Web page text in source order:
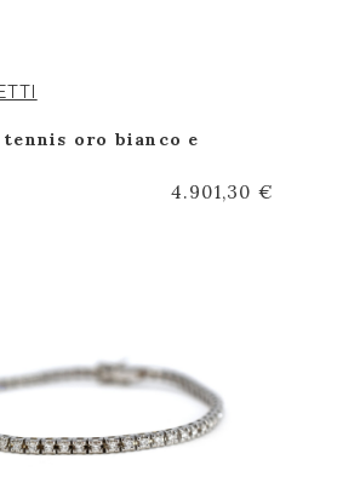
oro bianco e
4.901,30 €